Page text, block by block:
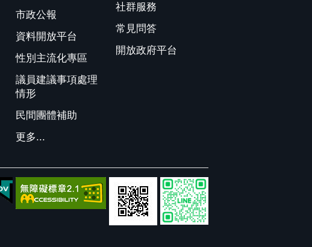
市政公報
資料開放平台
性別主流化專區
議員建議事項處理
情形
民間團體補助
更多...
社群服務
常見問答
開放政府平台